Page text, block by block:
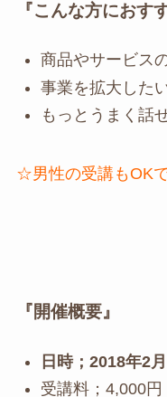
『こんな方におす
商品やサービス
事業を拡大した
もっとうまく話
☆男性の受講もOK
『開催概要』
日時；2018年2
受講料；4,000円